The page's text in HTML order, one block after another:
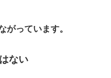
がっています。
ない